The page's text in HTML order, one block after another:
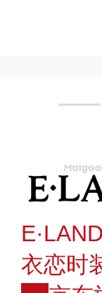
衣恋时